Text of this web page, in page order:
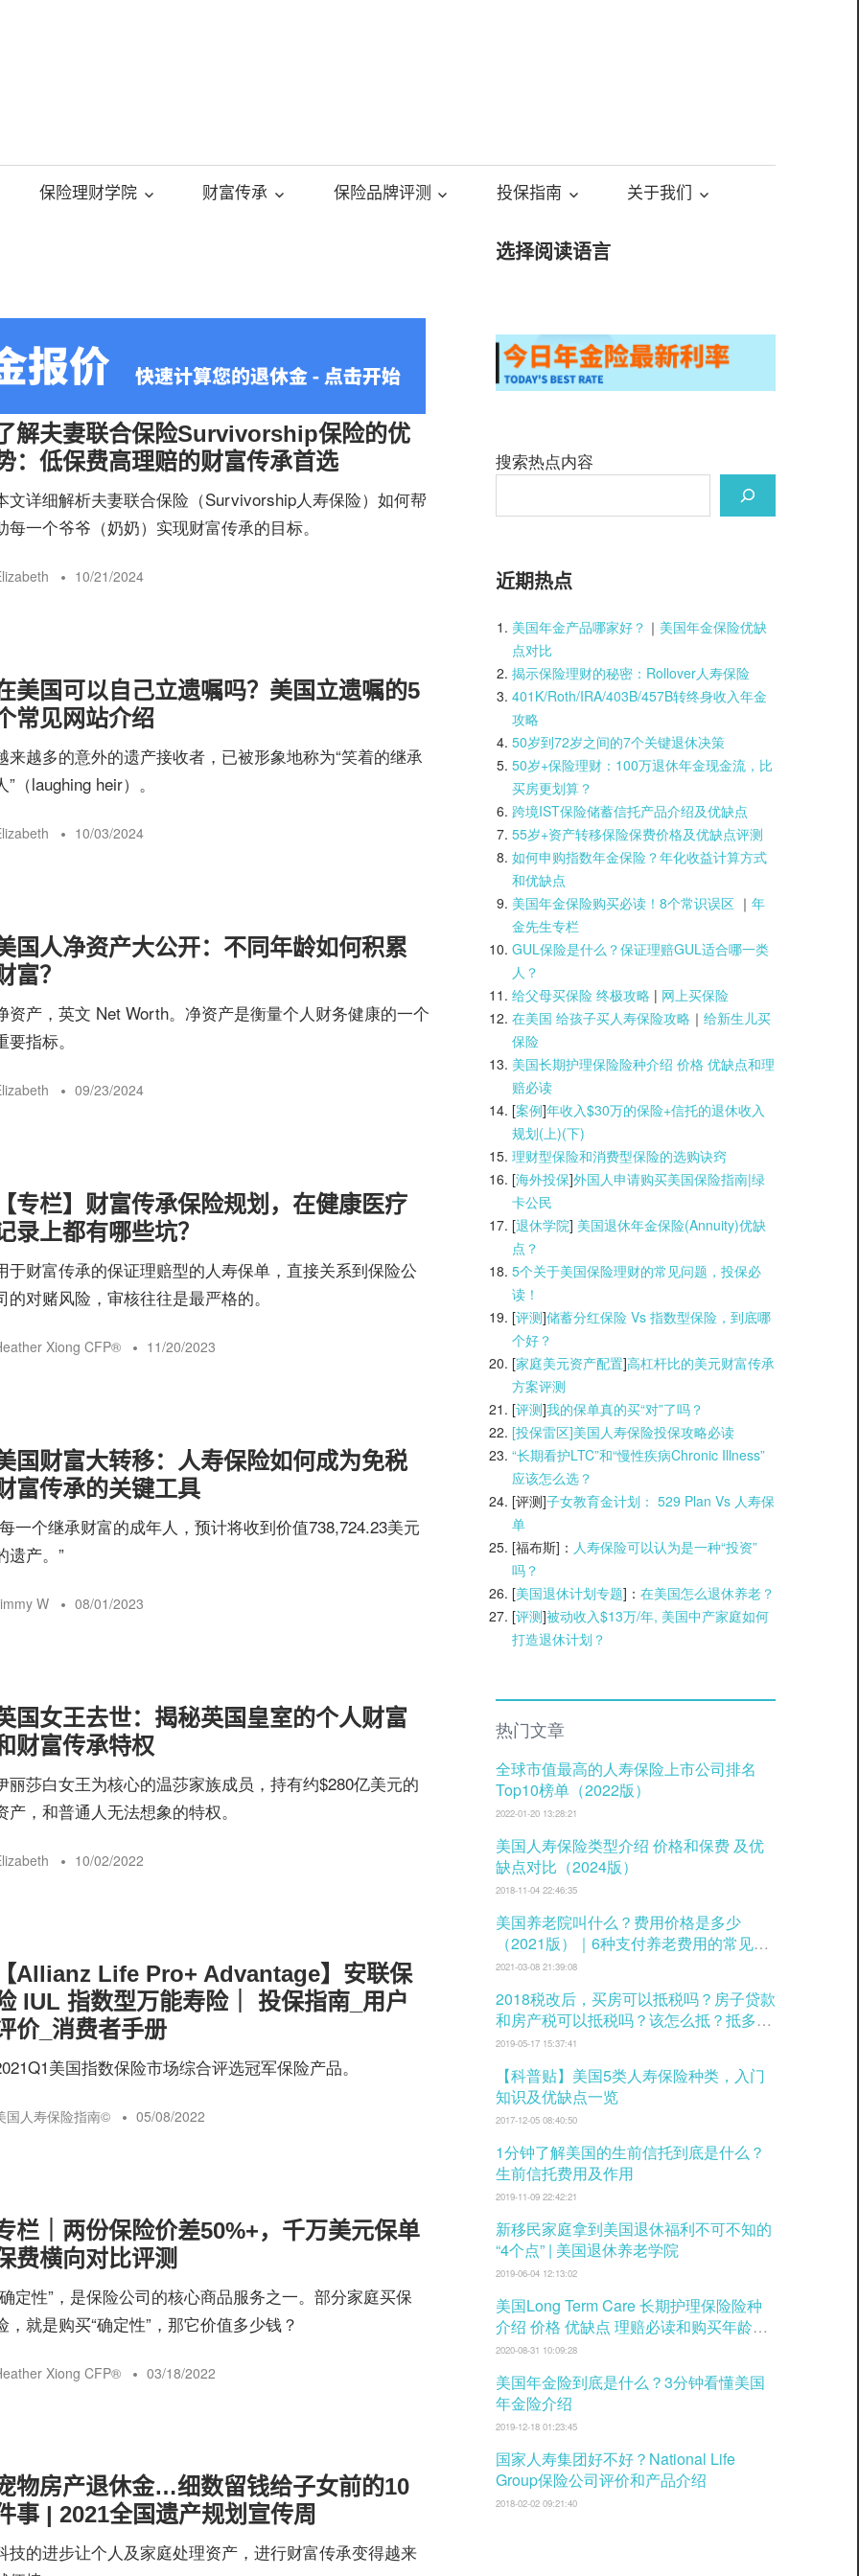
保险理财学院 财富传承 保险品牌评测 投保指南 关于我们
解夫妻联合保险Survivorship保险的优
：低保费高理赔的财富传承首选
文详细解析夫妻联合保险（Survivorship人寿保险）如何帮
每一个爷爷（奶奶）实现财富传承的目标。
10/21/2024
美国可以自己立遗嘱吗？美国立遗嘱的5
常见网站介绍
来越多的意外的遗产接收者，已被形象地称为“笑着的继承
”（laughing heir）。
10/03/2024
国人净资产大公开：不同年龄如何积累
富？
资产，英文 Net Worth。净资产是衡量个人财务健康的一个
要指标。
09/23/2024
专栏】财富传承保险规划，在健康医疗
录上都有哪些坑？
于财富传承的保证理赔型的人寿保单，直接关系到保险公
的对赌风险，审核往往是最严格的。
Xiong CFP®️ 11/20/2023
国财富大转移：人寿保险如何成为免税
富传承的关键工具
一个继承财富的成年人，预计将收到价值738,724.23美元
遗产。”
W 08/01/2023
国女王去世：揭秘英国皇室的个人财富
财富传承特权
丽莎白女王为核心的温莎家族成员，持有约$280亿美元的
产，和普通人无法想象的特权。
10/02/2022
Allianz Life Pro+ Advantage】安联保
IUL 指数型万能寿险｜ 投保指南_用户
价_消费者手册
美国指数保险市场综合评选冠军保险产品。
国人寿保险指南©️ 05/08/2022
栏｜两份保险价差50%+，千万美元保单
费横向对比评测
定性”，是保险公司的核心商品服务之一。部分家庭买保
，就是购买“确定性”，那它价值多少钱？
Xiong CFP®️ 03/18/2022
物房产退休金…细数留钱给子女前的10
事 | 2021全国遗产规划宣传周
技的进步让个人及家庭处理资产，进行财富传承变得越来
选择阅读语言
搜索热点内容
近期热点
美国年金产品哪家好？ ｜ 美国年金保险优缺
点对比
揭示保险理财的秘密：Rollover人寿保险
401K/Roth/IRA/403B/457B转终身收入年金
攻略
50岁到72岁之间的7个关键退休决策
50岁+保险理财：100万退休年金现金流，比
买房更划算？
跨境IST保险储蓄信托产品介绍及优缺点
55岁+资产转移保险保费价格及优缺点评测
如何申购指数年金保险？年化收益计算方式
和优缺点
美国年金保险购买必读！8个常识误区 ｜ 年
金先生专栏
GUL保险是什么？保证理赔GUL适合哪一类
人？
给父母买保险 终极攻略 | 网上买保险
在美国 给孩子买人寿保险攻略 ｜ 给新生儿买
保险
美国长期护理保险险种介绍 价格 优缺点和理
赔必读
[案例]年收入$30万的保险+信托的退休收入
规划(上)(下)
理财型保险和消费型保险的选购诀窍
[海外投保]外国人申请购买美国保险指南|绿
卡公民
[退休学院] 美国退休年金保险(Annuity)优缺
点？
5个关于美国保险理财的常见问题，投保必
读！
[评测]储蓄分红保险 Vs 指数型保险，到底哪
个好？
[家庭美元资产配置]高杠杆比的美元财富传承
方案评测
[评测]我的保单真的买“对”了吗？
[投保雷区]美国人寿保险投保攻略必读
“长期看护LTC”和“慢性疾病Chronic Illness”
应该怎么选？
[评测]子女教育金计划： 529 Plan Vs 人寿保
单
[福布斯]： 人寿保险可以认为是一种“投资”
吗？
[美国退休计划专题]： 在美国怎么退休养老？
[评测]被动收入$13万/年, 美国中产家庭如何
打造退休计划？
热门文章
全球市值最高的人寿保险上市公司排名
Top10榜单（2022版）
2022-01-20 13:28:21
美国人寿保险类型介绍 价格和保费 及优
缺点对比（2024版）
2018-11-04 22:46:35
美国养老院叫什么？费用价格是多少
（2021版）｜6种支付养老费用的常见方
式
2021-03-08 21:39:08
2018税改后，买房可以抵税吗？房子贷款
和房产税可以抵税吗？该怎么抵？抵多少
税？
2019-05-17 15:37:41
【科普贴】美国5类人寿保险种类，入门
知识及优缺点一览
2017-12-05 08:40:50
1分钟了解美国的生前信托到底是什么？
生前信托费用及作用
2019-11-09 22:42:21
新移民家庭拿到美国退休福利不可不知的
“4个点” | 美国退休养老学院
2019-06-04 12:13:02
美国Long Term Care 长期护理保险险种
介绍 价格 优缺点 理赔必读和购买年龄窗
口
2020-08-31 10:09:28
美国年金险到底是什么？3分钟看懂美国
年金险介绍
2019-12-18 01:23:45
国家人寿集团好不好？National Life
Group保险公司评价和产品介绍
2018-02-02 09:21:40